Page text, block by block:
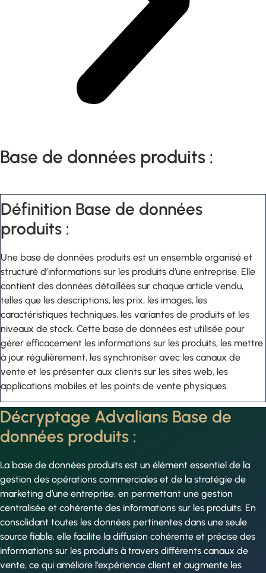
Base de données produits :
Définition Base de données
produits :
Une base de données produits est un ensemble organisé et
structuré d’informations sur les produits d’une entreprise. Elle
contient des données détaillées sur chaque article vendu,
telles que les descriptions, les prix, les images, les
caractéristiques techniques, les variantes de produits et les
niveaux de stock. Cette base de données est utilisée pour
gérer efficacement les informations sur les produits, les mettre
à jour régulièrement, les synchroniser avec les canaux de
vente et les présenter aux clients sur les sites web, les
applications mobiles et les points de vente physiques.
Décryptage Advalians Base de
données produits :
La base de données produits est un élément essentiel de la
gestion des opérations commerciales et de la stratégie de
marketing d’une entreprise, en permettant une gestion
centralisée et cohérente des informations sur les produits. En
consolidant toutes les données pertinentes dans une seule
source fiable, elle facilite la diffusion cohérente et précise des
informations sur les produits à travers différents canaux de
vente, ce qui améliore l’expérience client et augmente les